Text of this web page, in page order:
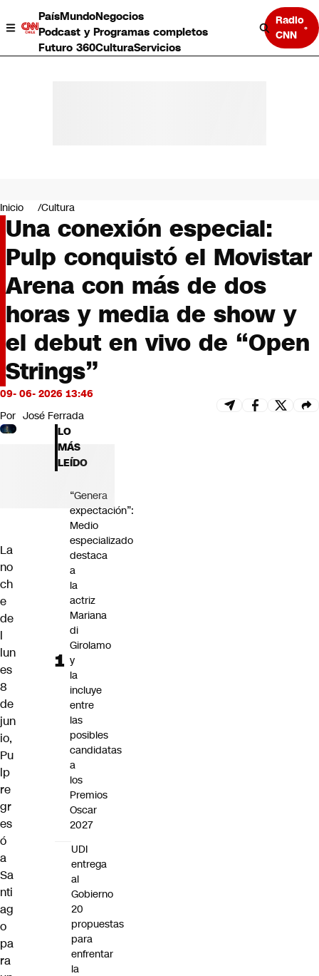
PaísMundoNegocios
Podcast y Programas completos
Futuro 360CulturaServicios
Radio
CNN
Negocios
Deportes
Programas completos
Cultura
Servicios
Bits
CNN tiempo
Futuro 360
Opinión
Inicio Cultura
Una conexión especial:
Pulp conquistó el Movistar
Arena con más de dos
horas y media de show y
el debut en vivo de “Open
Strings”
09- 06- 2026 13:46
Por José Ferrada
La
no
ch
e
de
l
lun
es
8
de
jun
io,
Pu
lp
re
gr
es
ó
a
Sa
nti
ag
o
pa
ra
LO
MÁS
LEÍDO
“Genera
expectación”:
Medio
especializado
destaca
a
la
actriz
Mariana
di
Girolamo
y
la
incluye
entre
las
posibles
candidatas
a
los
Premios
Oscar
2027
UDI
entrega
al
Gobierno
20
propuestas
para
enfrentar
la